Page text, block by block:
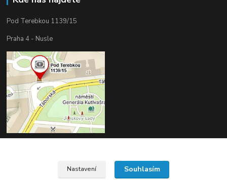
Pod Terebkou 1139/15
Praha 4 - Nusle
Nastavení Souhlasím